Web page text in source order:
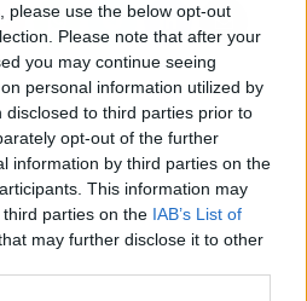
please use the below opt-out
Please note that after your
you may continue seeing
personal information utilized by
to third parties prior to
opt-out of the further
information by third parties on the
This information may
parties on the IAB’s List of
may further disclose it to other